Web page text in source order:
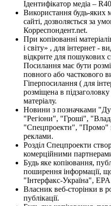
Ідентифікатор медіа –
Використання будь-яких
сайті, дозволяється за
Корреспондент.net.
При копіюванні
і світу» , для інтернет -
відкрите для пошукових
Посилання має бути
повного або часткового
Гіперпосилання ( для
розміщена в
матеріалу.
Новини з позначками
"Регіони", "Гроші",
"Спецпроекти", "Промо"
реклами.
Розділ Спецпроекти
комерційними
Будь яке копіювання,
поширення інформації,
"Інтерфакс-Україна",
Власник веб-сторінки в
публікації.